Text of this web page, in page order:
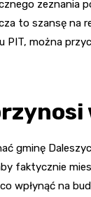
to szansę na
PIT, można
gminę
faktycznie
wpłynąć na